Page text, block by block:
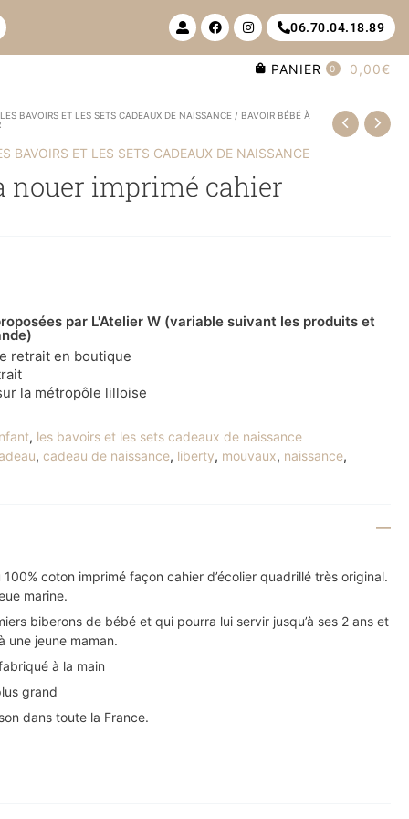
U
s
e
r
t
F
a
c
e
k
I
n
s
t
a
m
06.70.04.18.89
PANIER 0 0,00€
LES BAVOIRS ET LES SETS CADEAUX DE NAISSANCE / BAVOIR BÉBÉ À
BAVOIRS ET LES SETS CADEAUX DE NAISSANCE
nouer imprimé cahier
par L'Atelier W (variable suivant les produits et
retrait en boutique
la métropôle lilloise
, les bavoirs et les sets cadeaux de naissance
,cadeau de naissance, liberty, mouvaux, naissance,
coton imprimé façon cahier d’écolier quadrillé très original.
marine.
biberons de bébé et qui pourra lui servir jusqu’à ses 2 ans et
une jeune maman.
à la main
grand
dans toute la France.